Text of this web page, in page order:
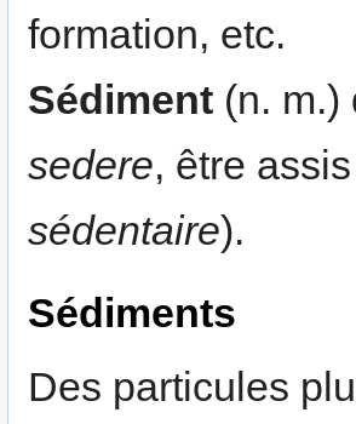
formation, etc.
Sédiment (n.
sedere, être
sédentaire).
Sédiments
Des particules